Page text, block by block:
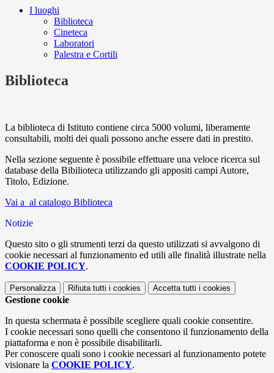
I luoghi
Biblioteca
Cineteca
Laboratori
Palestra e Cortili
Biblioteca
La biblioteca di Istituto contiene circa 5000 volumi, liberamente
consultabili, molti dei quali possono anche essere dati in prestito.
Nella sezione seguente è possibile effettuare una veloce ricerca sul
database della Bibilioteca utilizzando gli appositi campi Autore,
Titolo, Edizione.
Vai a al catalogo Biblioteca
Notizie
Questo sito o gli strumenti terzi da questo utilizzati si avvalgono di
cookie necessari al funzionamento ed utili alle finalità illustrate nella
COOKIE POLICY.
Personalizza Rifiuta tutti i cookies Accetta tutti i cookies
Gestione cookie
In questa schermata è possibile scegliere quali cookie consentire.
I cookie necessari sono quelli che consentono il funzionamento della
piattaforma e non è possibile disabilitarli.
Per conoscere quali sono i cookie necessari al funzionamento potete
visionare la COOKIE POLICY.